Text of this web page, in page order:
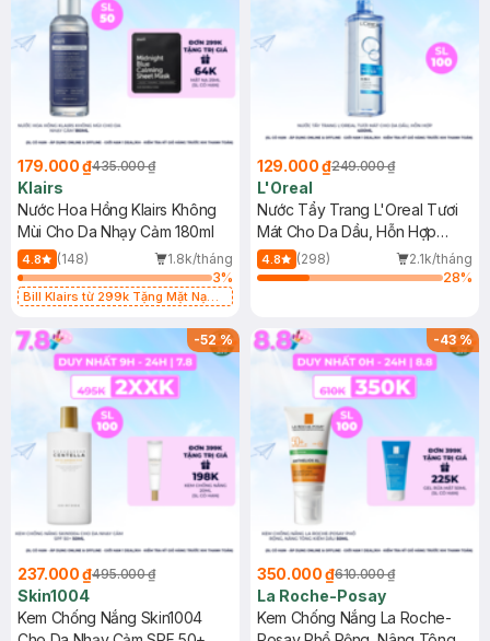
179.000 ₫435.000 ₫
Klairs
Nước Hoa Hồng Klairs Không
Mùi Cho Da Nhạy Cảm 180ml
4.8 (148)
1.8k/tháng
3%
Bill Klairs từ 299k Tặng Mặt Nạ
25ml (SL Có Hạn)
129.000 ₫249.000 ₫
L'Oreal
Nước Tẩy Trang L'Oreal Tươi
Mát Cho Da Dầu, Hỗn Hợp
400ml
4.8 (298)
2.1k/tháng
28%
-52%
237.000 ₫495.000 ₫
Skin1004
Kem Chống Nắng Skin1004
-43%
350.000 ₫610.000 ₫
La Roche-Posay
Kem Chống Nắng La Roche-